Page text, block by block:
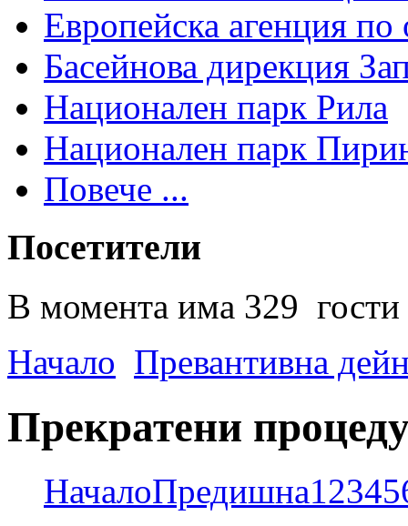
Европейска агенция по
Басейнова дирекция
Национален парк Рила
Национален парк
Повече ...
Посетители
В момента има 329 гости
Начало Превантивна
Прекратени
НачалоПредишна12345